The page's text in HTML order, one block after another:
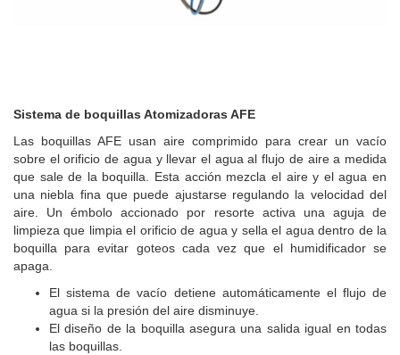
Sistema de boquillas Atomizadoras AFE
Las boquillas AFE usan aire comprimido para crear un vacío
sobre el orificio de agua y llevar el agua al flujo de aire a medida
que sale de la boquilla. Esta acción mezcla el aire y el agua en
una niebla fina que puede ajustarse regulando la velocidad del
aire. Un émbolo accionado por resorte activa una aguja de
limpieza que limpia el orificio de agua y sella el agua dentro de la
boquilla para evitar goteos cada vez que el humidificador se
apaga.
El sistema de vacío detiene automáticamente el flujo de
agua si la presión del aire disminuye.
El diseño de la boquilla asegura una salida igual en todas
las boquillas.